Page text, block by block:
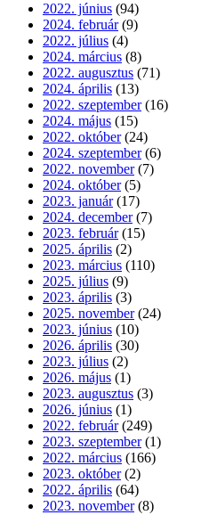
2022. június (94)
2024. február (9)
2022. július (4)
2024. március (8)
2022. augusztus (71)
2024. április (13)
2022. szeptember (16)
2024. május (15)
2022. október (24)
2024. szeptember (6)
2022. november (7)
2024. október (5)
2023. január (17)
2024. december (7)
2023. február (15)
2025. április (2)
2023. március (110)
2025. július (9)
2023. április (3)
2025. november (24)
2023. június (10)
2026. április (30)
2023. július (2)
2026. május (1)
2023. augusztus (3)
2026. június (1)
2022. február (249)
2023. szeptember (1)
2022. március (166)
2023. október (2)
2022. április (64)
2023. november (8)